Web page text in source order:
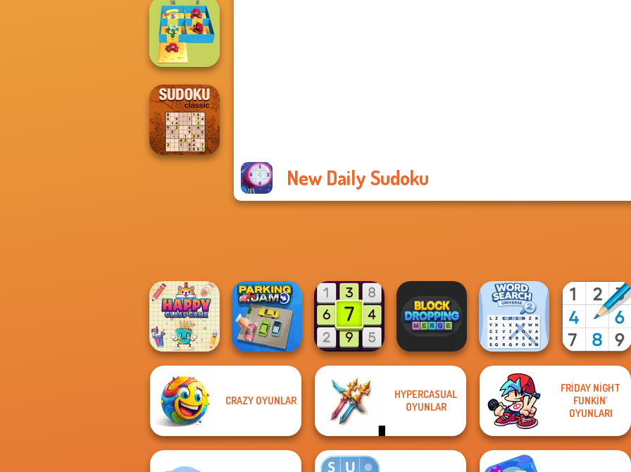
New Daily Sudoku
Brain Puzzles
Quests
Alphabet Lore
Maze
Happy Glass Daily Sudoku
Block Dropping
Merge
Word Search
Universe 2
Sudoku Royal
CRAZY OYUNLAR
HYPERCASUAL
OYUNLAR
FRIDAY NIGHT
FUNKIN'
OYUNLARI